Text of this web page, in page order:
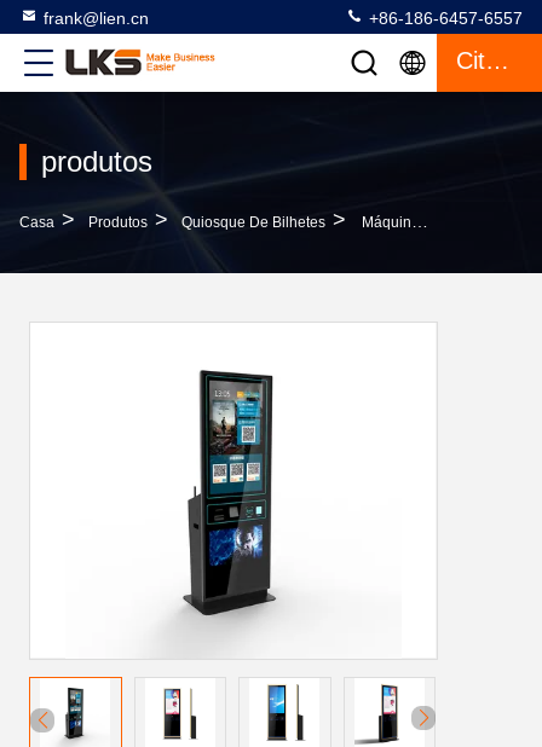
frank@lien.cn +86-186-6457-6557
Citações
produtos
Casa > Produtos > Quiosque De Bilhetes > Máquina De Venda Automática Pedindo De Bill Payment Cash Acceptor Ticket Do Serviço Do Auto Do Alimento De 43 Polegadas